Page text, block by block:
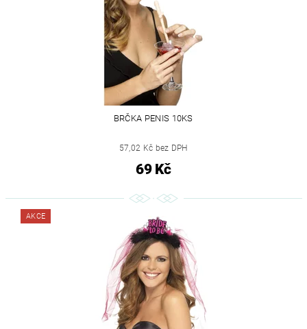
BRČKA PENIS 10KS
57,02 Kč bez DPH
69 Kč
AKCE